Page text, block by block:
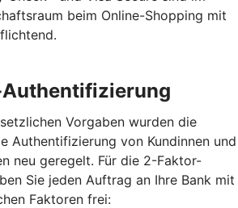
beim Online-Shopping mit
Vorgaben wurden die
Authentifizierung von Kundinnen und
neu geregelt. Für die 2-Faktor-
Sie jeden Auftrag an Ihre Bank mit
Faktoren frei: